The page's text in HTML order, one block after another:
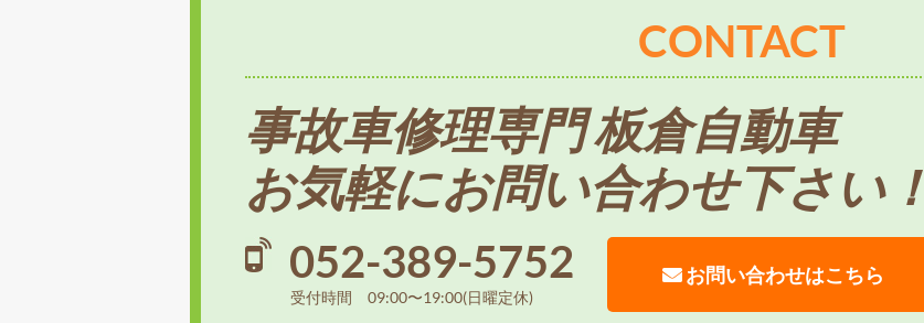
CONTACT
事故車修理専門 板倉自動車
お気軽にお問い合わせ下さい！
052-389-5752
受付時間 09:00〜19:00(日曜定休)
お問い合わせはこちら